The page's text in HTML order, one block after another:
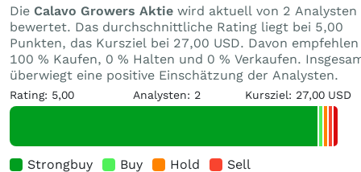
Die Calavo Growers Aktie wird aktuell von 2 Analysten
bewertet. Das durchschnittliche Rating liegt bei 5,00
Punkten, das Kursziel bei 27,00 USD. Davon empfehlen
100 % Kaufen, 0 % Halten und 0 % Verkaufen.
überwiegt eine positive Einschätzung der Analysten.
Rating: 5,00 Analysten: 2 Kursziel: 27,00 USD
Strongbuy Buy Hold
Sell